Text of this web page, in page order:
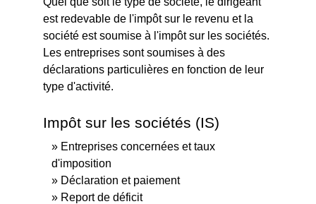
est redevable de l'impôt sur le revenu et la
société est soumise à l'impôt sur les sociétés.
Les entreprises sont soumises à des
déclarations particulières en fonction de leur
type d'activité.
Impôt sur les sociétés (IS)
Entreprises concernées et taux
d'imposition
Déclaration et paiement
Report de déficit